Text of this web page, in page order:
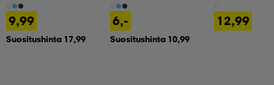
9,99
Suositushinta 17,99
6,-
Suositushinta 10,99
12,99